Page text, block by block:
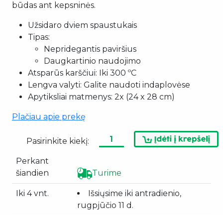
būdas ant kepsninės.
Užsidaro dviem spaustukais
Tipas:
Nepridegantis paviršius
Daugkartinio naudojimo
Atsparūs karščiui: Iki 300 ºC
Lengva valyti: Galite naudoti indaplovėse
Apytiksliai matmenys: 2x (24 x 28 cm)
Plačiau apie prekę
Pasirinkite kiekį:
Perkant
šiandien
Turime
Iki 4 vnt.
Išsiųsime iki antradienio,
rugpjūčio 11 d.